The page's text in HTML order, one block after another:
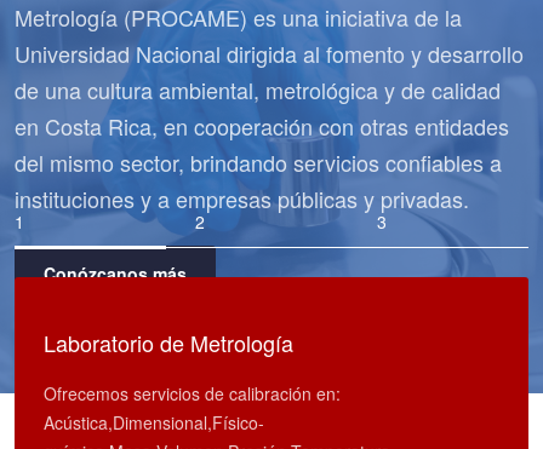
Metrología (PROCAME) es una iniciativa de la
Universidad Nacional dirigida al fomento y desarrollo
de una cultura ambiental, metrológica y de calidad
en Costa Rica, en cooperación con otras entidades
del mismo sector, brindando servicios confiables a
instituciones y a empresas públicas y privadas.
Conózcanos más
Laboratorio de Metrología
Ofrecemos servicios de calibración en:
Acústica,Dimensional,Físico-